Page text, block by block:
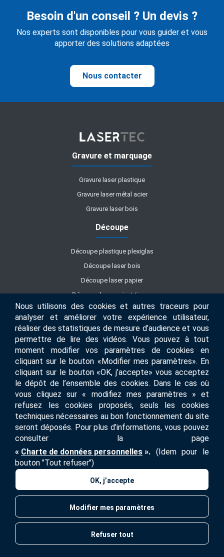
Besoin d'un conseil ? Un devis ?
Nos experts sont disponibles pour vous guider et vous
apporter des solutions adaptées
Nous contacter
Gravure et marquage
Gravure laser plastique
Gravure laser métal acier
Gravure laser bois
Découpe
Découpe plastique plexiglas
Découpe laser bois
Découpe laser papier
Découpe laser cuir et tissus
Découpe mousse
Découpe laser carton
Pliage
Pliage à chaud et à froid
Impression
Impression UV
Métiers
Imprimerie
PLAN DU SITE
MENTIONS LÉGALES
Nous utilisons des cookies et autres traceurs pour
analyser et améliorer votre expérience utilisateur,
réaliser des statistiques de mesure d’audience et vous
permettre de lire des vidéos. Vous pouvez à tout
moment modifier vos paramètres de cookies en
cliquant sur le bouton «Modifier mes paramètres». En
cliquant sur le bouton «OK, j’accepte» vous acceptez
le dépôt de l’ensemble des cookies. Dans le cas où
vous cliquez sur « modifiez mes paramètres » et
refusez les cookies proposés, seuls les cookies
techniques nécessaires au bon fonctionnement du site
seront déposés. Pour plus d’informations, vous pouvez
consulter la page
« Charte de données personnelles ». (Idem pour le
bouton "Tout refuser")
OK, j’accepte
Modifier mes paramètres
Refuser tout